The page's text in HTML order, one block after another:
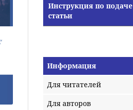
Инструкция по подаче
статьи
Информация
Для читателей
Для авторов